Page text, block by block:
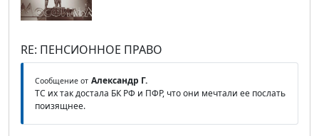
RE: ПЕНСИОННОЕ ПРАВО
Сообщение от Александр Г.
ТС их так достала БК РФ и ПФР, что они мечтали ее послать
поизящнее.